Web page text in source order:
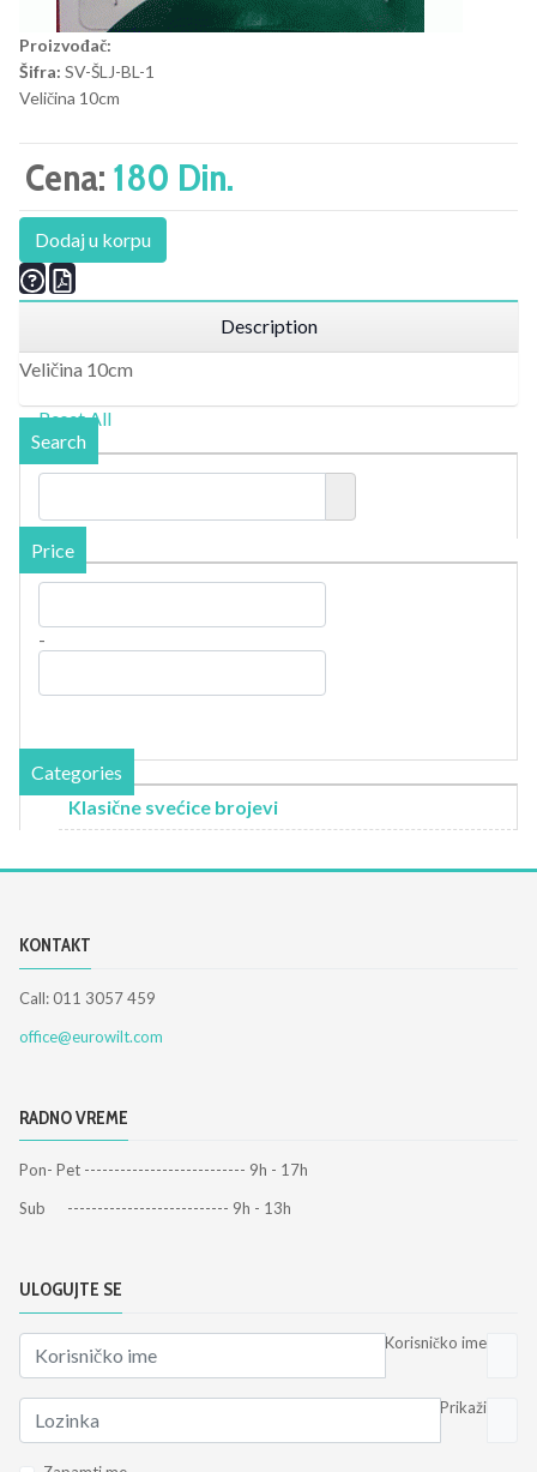
Proizvođač:
Šifra: SV-ŠLJ-BL-1
Veličina 10cm
Cena: 180 Din.
Dodaj u korpu
Description
Veličina 10cm
Reset All
Search
Price
-
Categories
Klasične svećice brojevi
KONTAKT
Call: 011 3057 459
office@eurowilt.com
RADNO VREME
Pon- Pet --------------------------- 9h - 17h
Sub --------------------------- 9h - 13h
ULOGUJTE SE
Korisničko ime
Prikaži